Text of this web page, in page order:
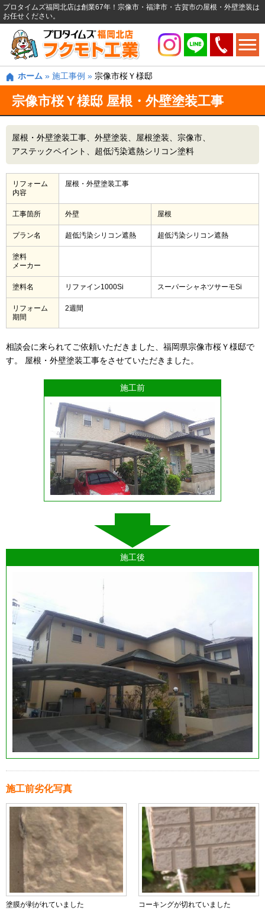
プロタイムズ福岡北店は創業67年！宗像市・福津市・古賀市の屋根・外壁塗装は
お任せください。
ホーム » 施工事例 » 宗像市桜Ｙ様邸
宗像市桜Ｙ様邸 屋根・外壁塗装工事
屋根・外壁塗装工事 外壁塗装 屋根塗装
宗像市
アステックペイント
超低汚染遮熱シリコン塗料
リフォーム
内容
屋根・外壁塗装工事
工事箇所 外壁 屋根
プラン名 超低汚染シリコン遮熱 超低汚染シリコン遮熱
塗料
メーカー
塗料名 リファイン1000Si スーパーシャネツサーモSi
リフォーム
期間
2週間
相談会に来られてご依頼いただきました、福岡県宗像市桜Ｙ様邸で
す。 屋根・外壁塗装工事をさせていただきました。
施工前
施工後
施工前劣化写真
塗膜が剥がれていました コーキングが切れていました